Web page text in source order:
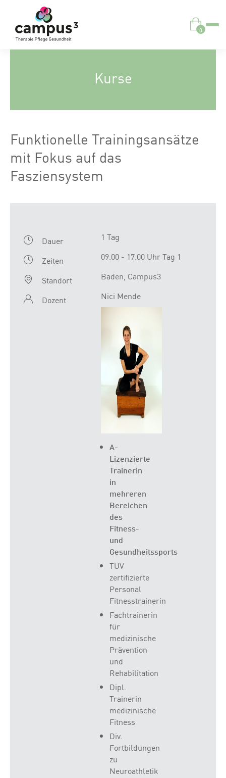
0
Kurse
Funktionelle Trainingsansätze
mit Fokus auf das
Fasziensystem
Dauer
1 Tag
Zeiten
09.00 - 17.00 Uhr Tag 1
Standort
Baden, Campus3
Dozent
Nici Mende
A-
Lizenzierte
Trainerin
in
mehreren
Bereichen
des
Fitness-
und
Gesundheitssports
TÜV
zertifizierte
Personal
Fitnesstrainerin
Fachtrainerin
für
medizinische
Prävention
und
Rehabilitation
Dipl.
Trainerin
medizinische
Fitness
Div.
Fortbildungen
zu
Neuroathletik